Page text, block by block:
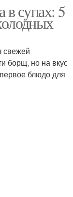
в супах: 5
свежей
борщ, но на вкус
блюдо для